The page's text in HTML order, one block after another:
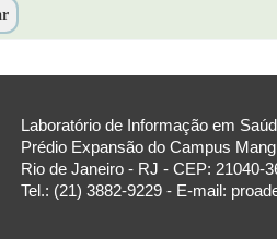
Laboratório de Informação em
Prédio Expansão do Campus
Rio de Janeiro - RJ - CEP: 21040-
Tel.: (21) 3882-9229 - E-mail: